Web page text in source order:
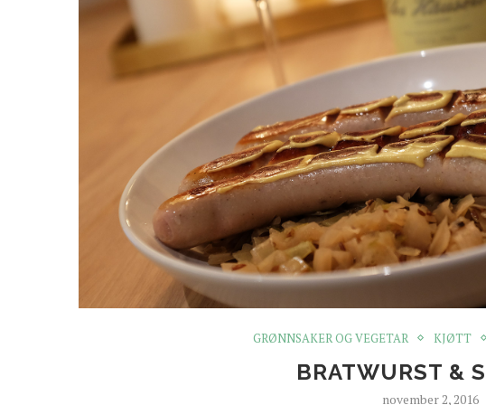
GRØNNSAKER OG VEGETAR KJØTT
BRATWURST &
november 2, 2016